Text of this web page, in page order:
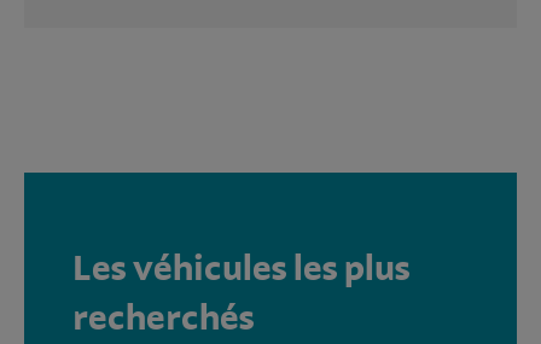
Les véhicules les plus
recherchés